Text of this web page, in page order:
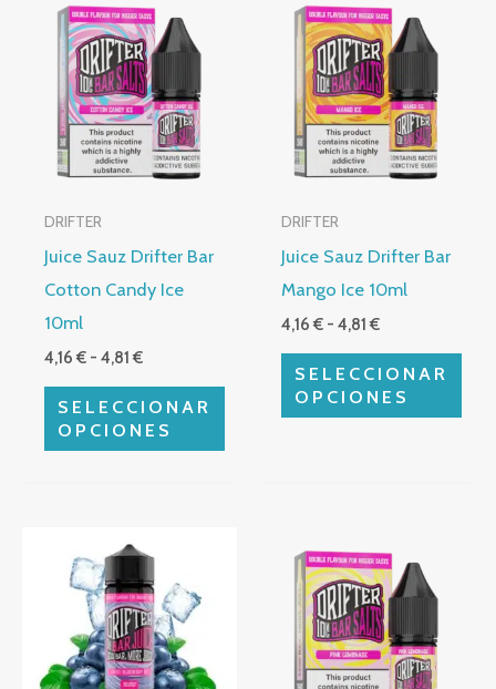
DRIFTER
Juice Sauz Drifter Bar
Cotton Candy Ice
10ml
4,16€ - 4,81€
de
precios:
desde
4,16 €
hasta
4,81 €
SELECCIONAR
OPCIONES
producto
tiene
múltiples
variantes.
Las
se
pueden
elegir
en
la
página
de
DRIFTER
Juice Sauz Drifter Bar
Mango Ice 10ml
4,16€ - 4,81€
de
precios:
desde
4,16 €
hasta
4,81 €
SELECCIONAR
OPCIONES
producto
tiene
múltiples
variantes.
Las
se
pueden
elegir
en
página
de
precios:
desde
4,16 €
hasta
4,81 €
producto
tiene
múltiples
variantes.